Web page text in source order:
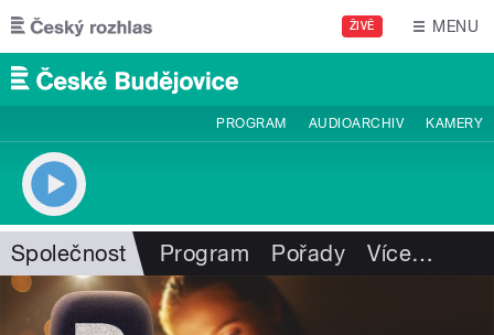
Přejít k hlavnímu obsahu
ŽIVĚ MENU
PROGRAM AUDIOARCHIV KAMERY
Společnost Program Pořady Více…